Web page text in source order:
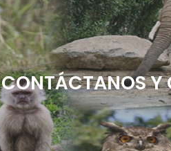
CONTÁCTANOS Y